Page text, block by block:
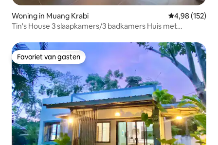
Woning in Muang Krabi Gemiddelde
4,98 (152)
Tin's House 3 slaapkamers/3 badkamers Huis met
Favoriet van gasten
Favoriet van gasten